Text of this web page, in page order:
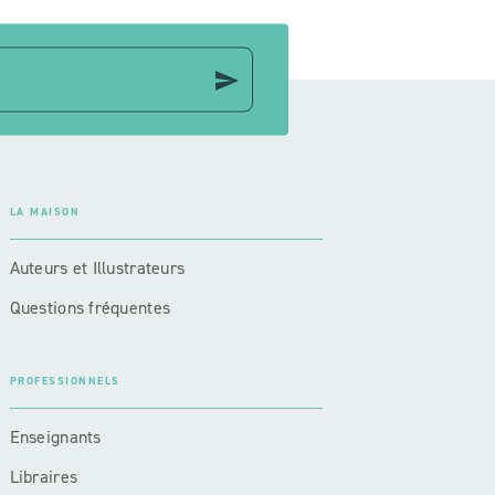
send
LA MAISON
Auteurs et Illustrateurs
Questions fréquentes
PROFESSIONNELS
Enseignants
Libraires